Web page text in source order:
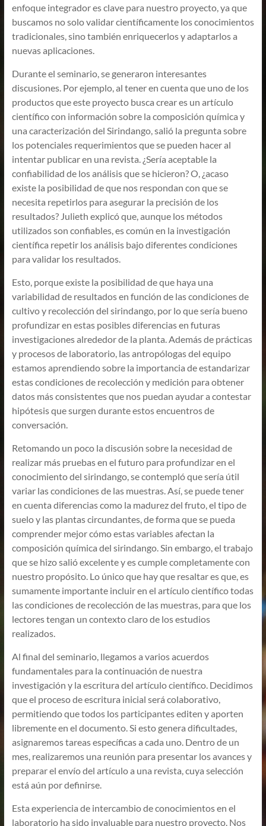
enfoque integrador es clave para nuestro proyecto, ya que
buscamos no solo validar científicamente los conocimientos
tradicionales, sino también enriquecerlos y adaptarlos a
nuevas aplicaciones.
Durante el seminario, se generaron interesantes
discusiones. Por ejemplo, al tener en cuenta que uno de los
productos que este proyecto busca crear es un artículo
científico con información sobre la composición química y
una caracterización del Sirindango, salió la pregunta sobre
los potenciales requerimientos que se pueden hacer al
intentar publicar en una revista. ¿Sería aceptable la
confiabilidad de los análisis que se hicieron? O, ¿acaso
existe la posibilidad de que nos respondan con que se
necesita repetirlos para asegurar la precisión de los
resultados? Julieth explicó que, aunque los métodos
utilizados son confiables, es común en la investigación
científica repetir los análisis bajo diferentes condiciones
para validar los resultados.
Esto, porque existe la posibilidad de que haya una
variabilidad de resultados en función de las condiciones de
cultivo y recolección del sirindango, por lo que sería bueno
profundizar en estas posibles diferencias en futuras
investigaciones alrededor de la planta. Además de prácticas
y procesos de laboratorio, las antropólogas del equipo
estamos aprendiendo sobre la importancia de estandarizar
estas condiciones de recolección y medición para obtener
datos más consistentes que nos puedan ayudar a contestar
hipótesis que surgen durante estos encuentros de
conversación.
Retomando un poco la discusión sobre la necesidad de
realizar más pruebas en el futuro para profundizar en el
conocimiento del sirindango, se contempló que sería útil
variar las condiciones de las muestras. Así, se puede tener
en cuenta diferencias como la madurez del fruto, el tipo de
suelo y las plantas circundantes, de forma que se pueda
comprender mejor cómo estas variables afectan la
composición química del sirindango. Sin embargo, el trabajo
que se hizo salió excelente y es cumple completamente con
nuestro propósito. Lo único que hay que resaltar es que, es
sumamente importante incluir en el artículo científico todas
las condiciones de recolección de las muestras, para que los
lectores tengan un contexto claro de los estudios
realizados.
Al final del seminario, llegamos a varios acuerdos
fundamentales para la continuación de nuestra
investigación y la escritura del artículo científico. Decidimos
que el proceso de escritura inicial será colaborativo,
permitiendo que todos los participantes editen y aporten
libremente en el documento. Si esto genera dificultades,
asignaremos tareas específicas a cada uno. Dentro de un
mes, realizaremos una reunión para presentar los avances y
preparar el envío del artículo a una revista, cuya selección
está aún por definirse.
Esta experiencia de intercambio de conocimientos en el
laboratorio ha sido invaluable para nuestro proyecto. Nos